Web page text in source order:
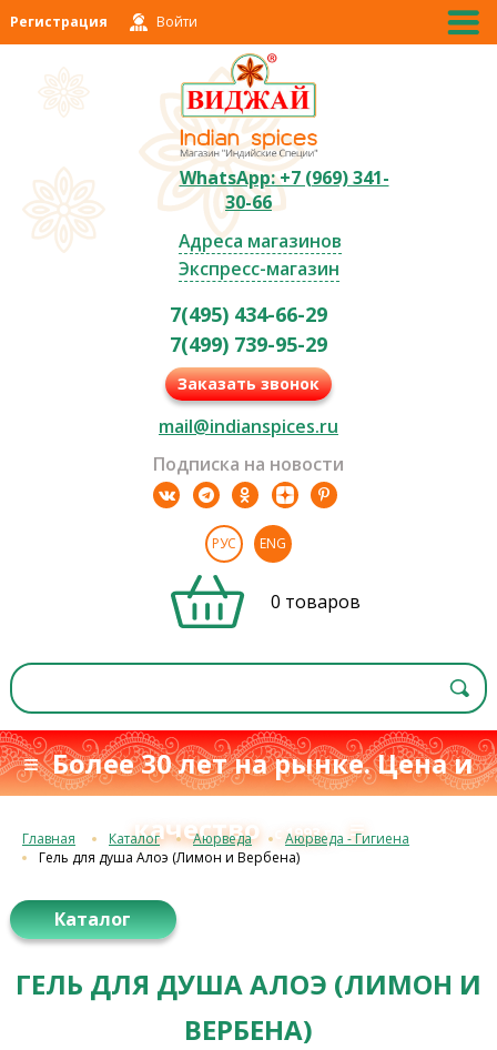
Регистрация Войти
WhatsApp: +7 (969) 341-
30-66
Адреса магазинов
Экспресс-магазин
7(495) 434-66-29
7(499) 739-95-29
Заказать звонок
mail@indianspices.ru
Подписка на новости
РУС ENG
0 товаров
≡ Более 30 лет на рынке. Цена и
качество с 1993 г.≡
Главная Каталог Аюрведа
Аюрведа - Гигиена
Гель для душа Алоэ (Лимон и Вербена)
Каталог
ГЕЛЬ ДЛЯ ДУША АЛОЭ (ЛИМОН И
ВЕРБЕНА)